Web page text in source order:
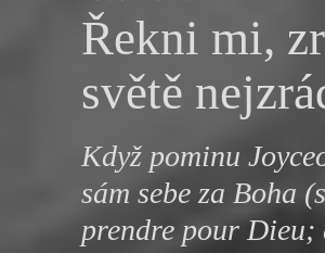
Řekni mi,
světě
Když pominu
sám sebe za Boha
prendre pour